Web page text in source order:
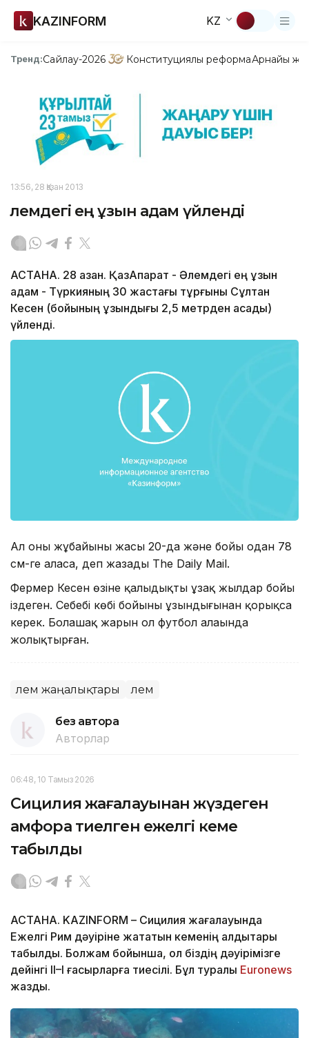
KAZINFORM KZ
Тренд:Сайлау-2026 Конституциялық реформаАрнайы
13:56, 28 Қазан 2013
Әлемдегі ең ұзын адам үйленді
АСТАНА. 28 қазан. ҚазАқпарат - Әлемдегі ең ұзын
адам - Түркияның 30 жастағы тұрғыны Сұлтан
Кесен (бойының ұзындығы 2,5 метрден асады)
үйленді.
Ал оның жұбайының жасы 20-да және бойы одан 78
см-ге аласа, деп жазады The Daily Mail.
Фермер Кесен өзіне қалыңдықты ұзақ жылдар бойы
іздеген. Себебі көбі бойының ұзындығынан қорықса
керек. Болашақ жарын ол футбол алаңында
жолықтырған.
Әлем жаңалықтары Әлем
без автора
Авторлар
06:48, 10 Тамыз 2026
Сицилия жағалауынан жүздеген
амфора тиелген ежелгі кеме
табылды
АСТАНА. KAZINFORM – Сицилия жағалауында
Ежелгі Рим дәуіріне жататын кеменің қалдықтары
табылды. Болжам бойынша, ол біздің дәуірімізге
дейінгі II–I ғасырларға тиесілі. Бұл туралы Еuronews
жазды.